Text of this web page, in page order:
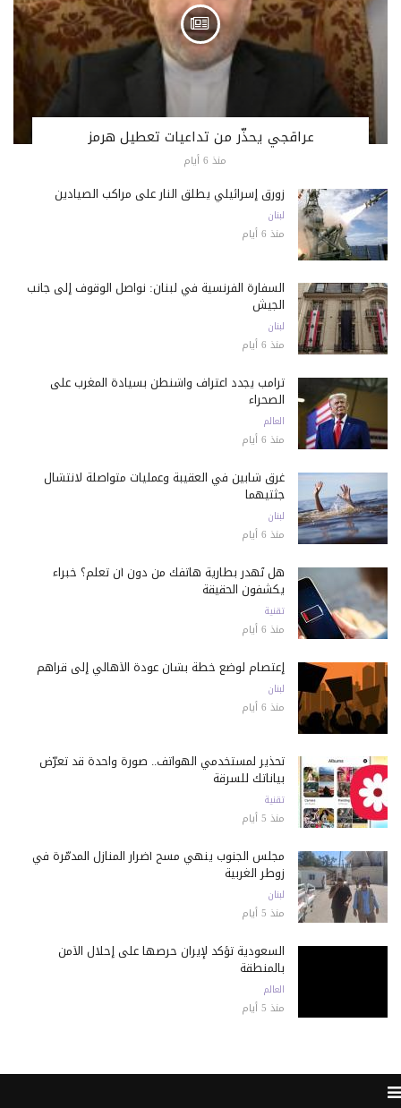
عراقجي يحذّر من تداعيات تعطيل هرمز
منذ 6 أيام
زورق إسرائيلي يطلق النار على مراكب الصيادين
لبنان
منذ 6 أيام
السفارة الفرنسية في لبنان: نواصل الوقوف إلى جانب
الجيش
لبنان
منذ 6 أيام
ترامب يجدد اعتراف واشنطن بسيادة المغرب على
الصحراء
العالم
منذ 6 أيام
غرق شابين في العقيبة وعمليات متواصلة لانتشال
جثتيهما
لبنان
منذ 6 أيام
هل تُهدر بطارية هاتفك من دون أن تعلم؟ خبراء
يكشفون الحقيقة
تقنية
منذ 6 أيام
إعتصام لوضع خطة بشأن عودة الأهالي إلى قراهم
لبنان
منذ 6 أيام
تحذير لمستخدمي الهواتف.. صورة واحدة قد تعرّض
بياناتك للسرقة
تقنية
منذ 5 أيام
مجلس الجنوب ينهي مسح أضرار المنازل المدمّرة في
زوطر الغربية
لبنان
منذ 5 أيام
السعودية تؤكد لإيران حرصها على إحلال الأمن
بالمنطقة
العالم
منذ 5 أيام